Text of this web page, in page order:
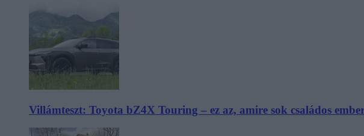
Villámteszt: Toyota bZ4X Touring – ez az, amire sok családos